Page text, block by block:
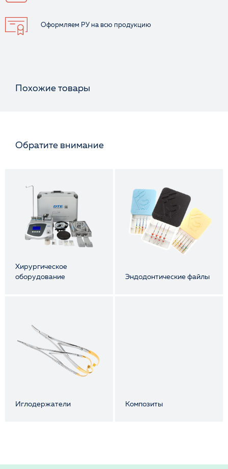
Оформляем РУ на всю продукцию
Похожие товары
Обратите внимание
Хирургическое
оборудование
Эндодонтические файлы
Иглодержатели Композиты